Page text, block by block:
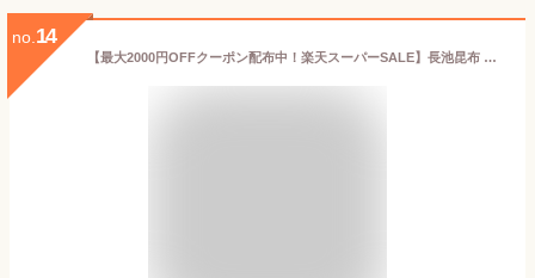
no. 14
【最大2000円OFFクーポン配布中！楽天スーパーSALE】長池昆布 化学調味料無添加 梅こぶ茶 80g 缶